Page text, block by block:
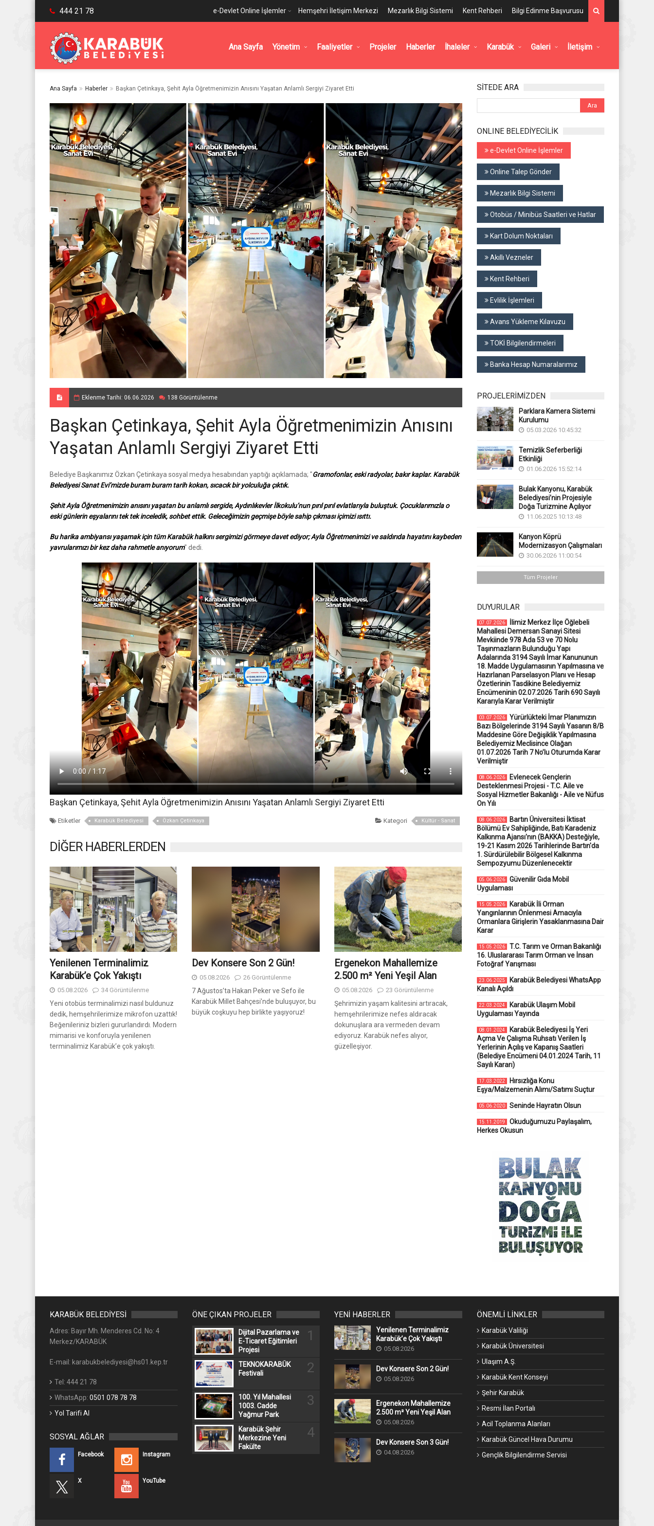
444 21 78 e-Devlet Online İşlemler Hemşehri İletişim Merkezi Mezarlık Bilgi Sistemi Kent Rehberi Bilgi Edinme Başvurusu
Ana Sayfa Yönetim Faaliyetler Projeler Haberler İhaleler Karabük Galeri İletişim
Ana Sayfa Haberler Başkan Çetinkaya, Şehit Ayla Öğretmenimizin Anısını Yaşatan Anlamlı Sergiyi Ziyaret Etti
Eklenme Tarihi: 06.06.2026 138 Görüntülenme
Başkan Çetinkaya, Şehit Ayla Öğretmenimizin Anısını
Yaşatan Anlamlı Sergiyi Ziyaret Etti
Belediye Başkanımız Özkan Çetinkaya sosyal medya hesabından yaptığı açıklamada; "Gramofonlar, eski radyolar, bakır kaplar. Karabük
Belediyesi Sanat Evi’mizde buram buram tarih kokan, sıcacık bir yolculuğa çıktık.
Şehit Ayla Öğretmenimizin anısını yaşatan bu anlamlı sergide, Aydınlıkevler İlkokulu’nun pırıl pırıl evlatlarıyla buluştuk. Çocuklarımızla o
eski günlerin eşyalarını tek tek inceledik, sohbet ettik. Geleceğimizin geçmişe böyle sahip çıkması içimizi ısıttı.
Bu harika ambiyansı yaşamak için tüm Karabük halkını sergimizi görmeye davet ediyor; Ayla Öğretmenimizi ve saldırıda hayatını kaybeden
yavrularımızı bir kez daha rahmetle anıyorum" dedi.
Başkan Çetinkaya, Şehit Ayla Öğretmenimizin Anısını Yaşatan Anlamlı Sergiyi Ziyaret Etti
Etiketler Karabük Belediyesi Özkan Çetinkaya Kategori Kültür - Sanat
DİĞER HABERLERDEN
Yenilenen Terminalimiz
Karabük’e Çok Yakıştı
05.08.2026 34 Görüntülenme
Yeni otobüs terminalimizi nasıl buldunuz
dedik, hemşehrilerimize mikrofon uzattık!
Beğenileriniz bizleri gururlandırdı. Modern
mimarisi ve konforuyla yenilenen
terminalimiz Karabük’e çok yakıştı.
Dev Konsere Son 2️ Gün!
05.08.2026 26 Görüntülenme
7 Ağustos’ta Hakan Peker ve Sefo ile
Karabük Millet Bahçesi’nde buluşuyor, bu
büyük coşkuyu hep birlikte yaşıyoruz!
Ergenekon Mahallemize
2.500 m² Yeni Yeşil Alan
05.08.2026 23 Görüntülenme
Şehrimizin yaşam kalitesini artıracak,
hemşehrilerimize nefes aldıracak
dokunuşlara ara vermeden devam
ediyoruz. Karabük nefes alıyor,
güzelleşiyor.
SİTEDE ARA
ONLINE BELEDİYECİLİK
e-Devlet Online İşlemler
Online Talep Gönder
Mezarlık Bilgi Sistemi
Otobüs / Minibüs Saatleri ve Hatlar
Kart Dolum Noktaları
Akıllı Vezneler
Kent Rehberi
Evlilik İşlemleri
Avans Yükleme Kılavuzu
TOKİ Bilgilendirmeleri
Banka Hesap Numaralarımız
PROJELERİMİZDEN
Parklara Kamera Sistemi
Kurulumu
05.03.2026 10:45:32
Temizlik Seferberliği
Etkinliği
01.06.2026 15:52:14
Bulak Kanyonu, Karabük
Belediyesi’nin Projesiyle
Doğa Turizmine Açılıyor
11.06.2025 10:13:48
Kanyon Köprü
Modernizasyon Çalışmaları
30.06.2026 11:00:54
Tüm Projeler
DUYURULAR
07.07.2026
İlimiz Merkez İlçe Öğlebeli
Mahallesi Demersan Sanayi Sitesi
Mevkiinde 978 Ada 53 ve 70 Nolu
Taşınmazların Bulunduğu Yapı
Adalarında 3194 Sayılı İmar Kanununun
18. Madde Uygulamasının Yapılmasına ve
Hazırlanan Parselasyon Planı ve Hesap
Özetlerinin Tasdikine Belediyemiz
Encümeninin 02.07.2026 Tarih 690 Sayılı
Kararıyla Karar Verilmiştir
03.07.2026
Yürürlükteki İmar Planımızın
Bazı Bölgelerinde 3194 Sayılı Yasanın 8/B
Maddesine Göre Değişiklik Yapılmasına
Belediyemiz Meclisince Olağan
01.07.2026 Tarih 7 No’lu Oturumda Karar
Verilmiştir
08.06.2026
Evlenecek Gençlerin
Desteklenmesi Projesi - T.C. Aile ve
Sosyal Hizmetler Bakanlığı - Aile ve Nüfus
On Yılı
08.06.2026
Bartın Üniversitesi İktisat
Bölümü Ev Sahipliğinde, Batı Karadeniz
Kalkınma Ajansı'nın (BAKKA) Desteğiyle,
19-21 Kasım 2026 Tarihlerinde Bartın'da
1. Sürdürülebilir Bölgesel Kalkınma
Sempozyumu Düzenlenecektir
05.06.2026
Güvenilir Gıda Mobil
Uygulaması
15.05.2026
Karabük İli Orman
Yangınlarının Önlenmesi Amacıyla
Ormanlara Girişlerin Yasaklanmasına Dair
Karar
15.05.2026
T.C. Tarım ve Orman Bakanlığı
16. Uluslararası Tarım Orman ve İnsan
Fotoğraf Yarışması
23.06.2025
Karabük Belediyesi WhatsApp
Kanalı Açıldı
22.03.2024
Karabük Ulaşım Mobil
Uygulaması Yayında
08.01.2024
Karabük Belediyesi İş Yeri
Açma Ve Çalışma Ruhsatı Verilen İş
Yerlerinin Açılış ve Kapanış Saatleri
(Belediye Encümeni 04.01.2024 Tarih, 11
Sayılı Kararı)
17.03.2022
Hırsızlığa Konu
Eşya/Malzemenin Alımı/Satımı Suçtur
05.06.2020 Seninde Hayratın Olsun
15.11.2019
Okuduğumuzu Paylaşalım,
Herkes Okusun
KARABÜK BELEDİYESİ
Adres: Bayır Mh. Menderes Cd. No: 4
Merkez/KARABÜK
E-mail: karabukbelediyesi@hs01.kep.tr
Tel: 444 21 78
WhatsApp: 0501 078 78 78
Yol Tarifi Al
SOSYAL AĞLAR
Facebook Instagram
X YouTube
ÖNE ÇIKAN PROJELER
Dijital Pazarlama ve
E-Ticaret Eğitimleri
Projesi
1
TEKNOKARABÜK
Festivali
2
100. Yıl Mahallesi
1003. Cadde
Yağmur Park
3
Karabük Şehir
Merkezine Yeni
Fakülte
4
YENİ HABERLER
Yenilenen Terminalimiz
Karabük’e Çok Yakıştı
05.08.2026
Dev Konsere Son 2️ Gün!
05.08.2026
Ergenekon Mahallemize
2.500 m² Yeni Yeşil Alan
05.08.2026
Dev Konsere Son 3️ Gün!
04.08.2026
ÖNEMLİ LİNKLER
Karabük Valiliği
Karabük Üniversitesi
Ulaşım A.Ş.
Karabük Kent Konseyi
Şehir Karabük
Resmi İlan Portalı
Acil Toplanma Alanları
Karabük Güncel Hava Durumu
Gençlik Bilgilendirme Servisi